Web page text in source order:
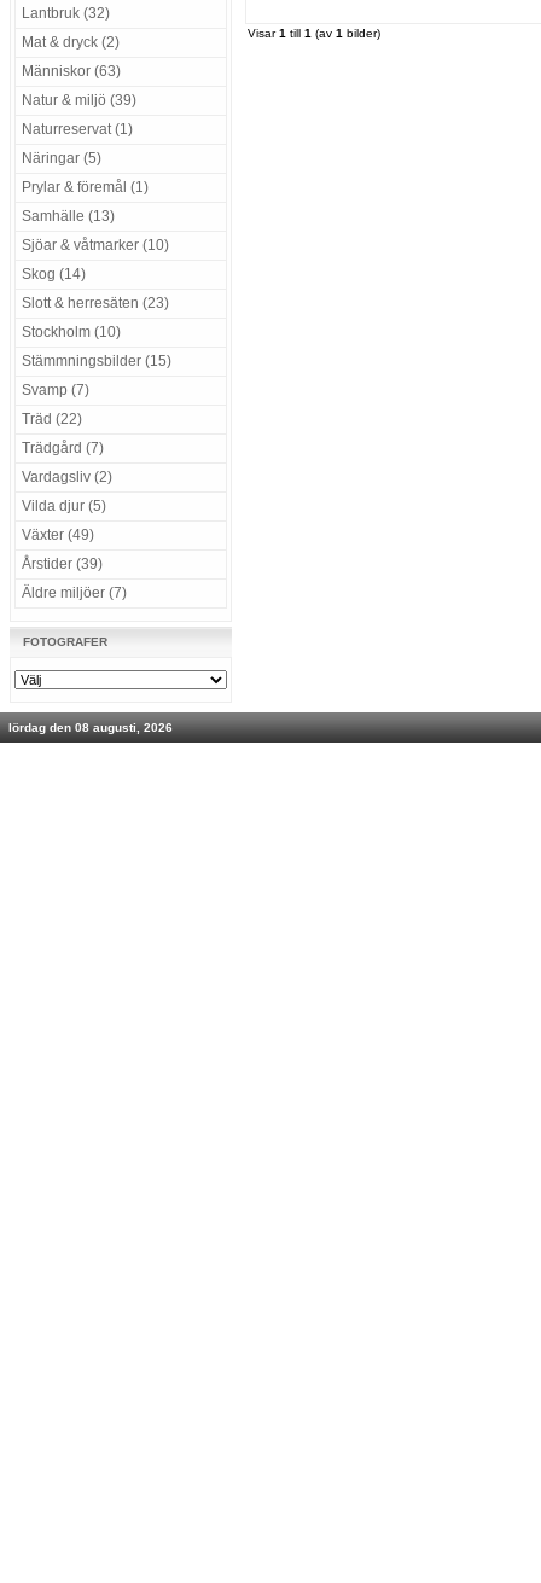
Lantbruk (32)
Mat & dryck (2)
Människor (63)
Natur & miljö (39)
Naturreservat (1)
Näringar (5)
Prylar & föremål (1)
Samhälle (13)
Sjöar & våtmarker (10)
Skog (14)
Slott & herresäten (23)
Stockholm (10)
Stämmningsbilder (15)
Svamp (7)
Träd (22)
Trädgård (7)
Vardagsliv (2)
Vilda djur (5)
Växter (49)
Årstider (39)
Äldre miljöer (7)
FOTOGRAFER
Visar1 till 1 (av 1 bilder)
lördag den 08 augusti, 2026